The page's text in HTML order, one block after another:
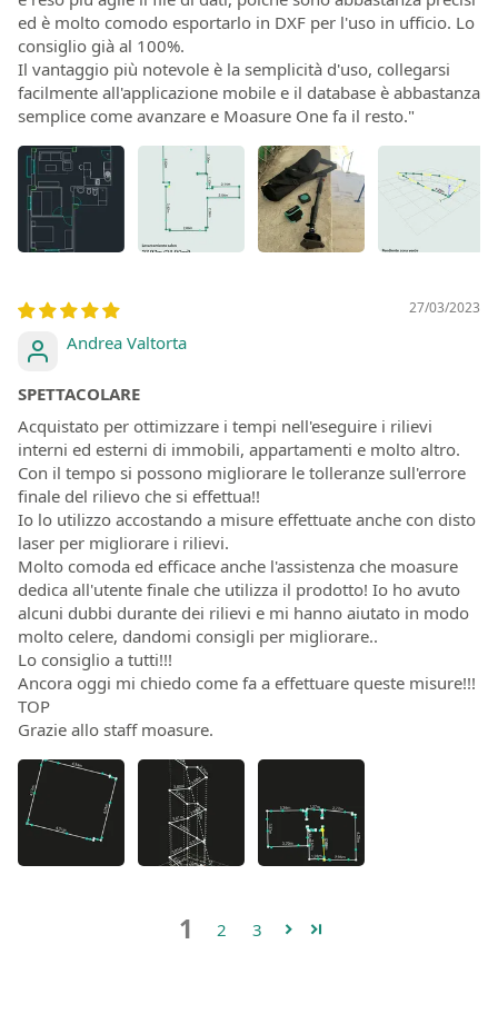
ed è molto comodo esportarlo in DXF per l'uso in ufficio. Lo
consiglio già al 100%.
Il vantaggio più notevole è la semplicità d'uso, collegarsi
facilmente all'applicazione mobile e il database è abbastanza
semplice come avanzare e Moasure One fa il resto."
27/03/2023
Andrea Valtorta
SPETTACOLARE
Acquistato per ottimizzare i tempi nell'eseguire i rilievi
interni ed esterni di immobili, appartamenti e molto altro.
Con il tempo si possono migliorare le tolleranze sull'errore
finale del rilievo che si effettua!!
Io lo utilizzo accostando a misure effettuate anche con disto
laser per migliorare i rilievi.
Molto comoda ed efficace anche l'assistenza che moasure
dedica all'utente finale che utilizza il prodotto! Io ho avuto
alcuni dubbi durante dei rilievi e mi hanno aiutato in modo
molto celere, dandomi consigli per migliorare..
Lo consiglio a tutti!!!
Ancora oggi mi chiedo come fa a effettuare queste misure!!!
TOP
Grazie allo staff moasure.
1 2 3